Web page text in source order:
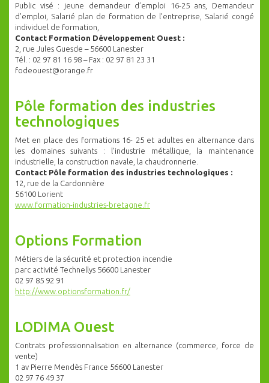
Public visé : jeune demandeur d’emploi 16-25 ans, Demandeur
d’emploi, Salarié plan de formation de l’entreprise, Salarié congé
individuel de formation,
Contact Formation Développement Ouest :
2, rue Jules Guesde – 56600 Lanester
Tél. : 02 97 81 16 98 – Fax : 02 97 81 23 31
fodeouest@orange.fr
Pôle formation des industries
technologiques
Met en place des formations 16- 25 et adultes en alternance dans
les domaines suivants : l’industrie métallique, la maintenance
industrielle, la construction navale, la chaudronnerie.
Contact Pôle formation des industries technologiques :
12, rue de la Cardonnière
56100 Lorient
www.formation-industries-bretagne.fr
Options Formation
Métiers de la sécurité et protection incendie
parc activité Technellys 56600 Lanester
02 97 85 92 91
http://www.optionsformation.fr/
LODIMA Ouest
Contrats professionnalisation en alternance (commerce, force de
vente)
1 av Pierre Mendès France 56600 Lanester
02 97 76 49 37